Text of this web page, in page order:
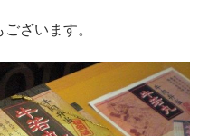
ざいます。